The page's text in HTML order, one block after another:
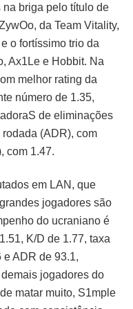
briga pelo título de
da Team Vitality,
o fortíssimo trio da
Ax1Le e Hobbit. Na
melhor rating da
número de 1.35,
de eliminações
(ADR), com
com 1.47.
em LAN, que
jogadores são
do ucraniano é
K/D de 1.77, taxa
ADR de 93.1,
jogadores do
matar muito, S1mple